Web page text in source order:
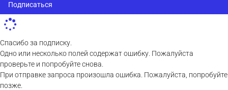
Подписаться
Спасибо за подписку.
Одно или несколько полей содержат ошибку. Пожалуйста
проверьте и попробуйте снова.
При отправке запроса произошла ошибка. Пожалуйста, попробуйте
позже.